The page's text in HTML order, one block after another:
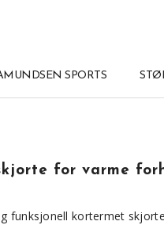
SPORTS
for varme
funksjonell kortermet